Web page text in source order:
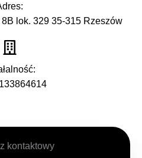
8B lok. 329 35-315 Rzeszów
kontaktowy